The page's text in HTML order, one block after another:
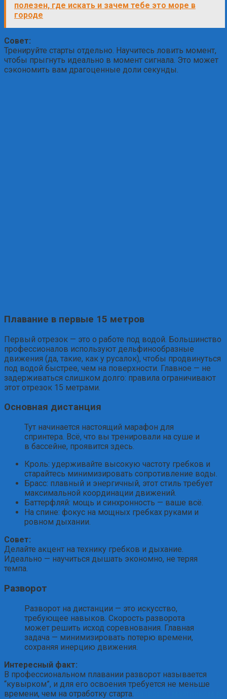
полезен, где искать и зачем тебе это море в
городе
Совет:
Тренируйте старты отдельно. Научитесь ловить момент,
чтобы прыгнуть идеально в момент сигнала. Это может
сэкономить вам драгоценные доли секунды.
Плавание в первые 15 метров
Первый отрезок — это о работе под водой. Большинство
профессионалов используют дельфинообразные
движения (да, такие, как у русалок), чтобы продвинуться
под водой быстрее, чем на поверхности. Главное — не
задерживаться слишком долго: правила ограничивают
этот отрезок 15 метрами.
Основная дистанция
Тут начинается настоящий марафон для
спринтера. Всё, что вы тренировали на суше и
в бассейне, проявится здесь.
Кроль: удерживайте высокую частоту гребков и
старайтесь минимизировать сопротивление воды.
Брасс: плавный и энергичный, этот стиль требует
максимальной координации движений.
Баттерфляй: мощь и синхронность — ваше всё.
На спине: фокус на мощных гребках руками и
ровном дыхании.
Совет:
Делайте акцент на технику гребков и дыхание.
Идеально — научиться дышать экономно, не теряя
темпа.
Разворот
Разворот на дистанции — это искусство,
требующее навыков. Скорость разворота
может решить исход соревнования. Главная
задача — минимизировать потерю времени,
сохраняя инерцию движения.
Интересный факт:
В профессиональном плавании разворот называется
“кувырком”, и для его освоения требуется не меньше
времени, чем на отработку старта.